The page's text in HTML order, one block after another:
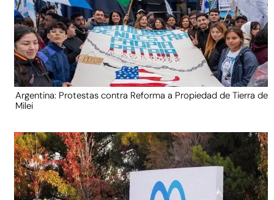
Argentina: Protestas contra Reforma a Propiedad de Tierra de
Milei